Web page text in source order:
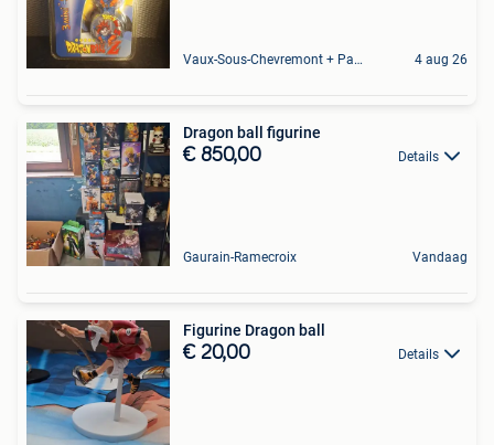
Vaux-Sous-Chevremont + Partie De Chenee 4 aug 26
Dragon ball figurine
€ 850,00 Details
Gaurain-Ramecroix Vandaag
Figurine Dragon ball
€ 20,00 Details